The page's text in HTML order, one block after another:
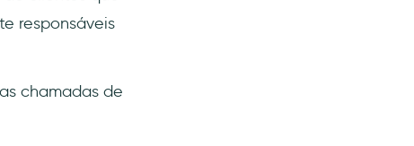
responsáveis
chamadas de